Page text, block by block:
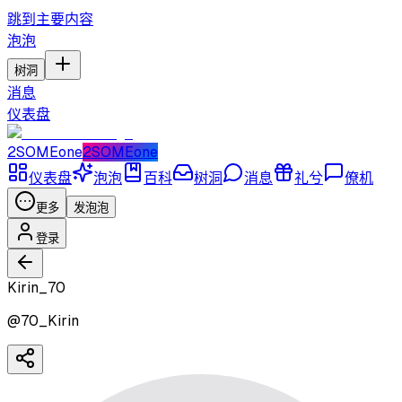
跳到主要内容
泡泡
树洞
消息
仪表盘
2SOMEone2SOMEone
仪表盘
泡泡 百科 树洞 消息 礼兮 僚机
更多 发泡泡
登录
Kirin_70
@70_Kirin